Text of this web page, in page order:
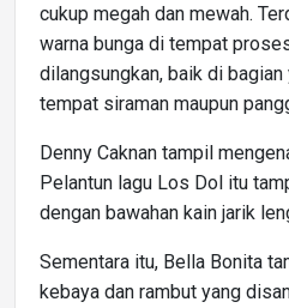
cukup megah dan mewah.
warna bunga di tempat
dilangsungkan, baik di bagian
tempat siraman maupun
Denny Caknan tampil
Pelantun lagu Los Dol itu
dengan bawahan kain jarik
Sementara itu, Bella Bonita
kebaya dan rambut yang